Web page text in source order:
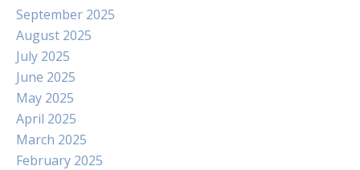
September 2025
August 2025
July 2025
June 2025
May 2025
April 2025
March 2025
February 2025